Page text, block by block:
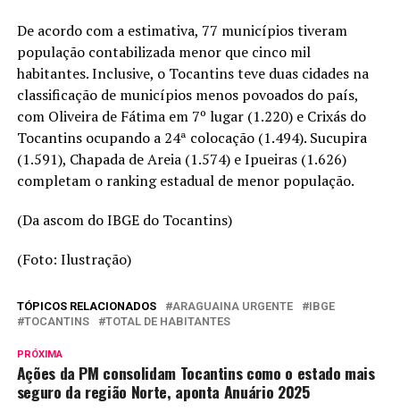
De acordo com a estimativa, 77 municípios tiveram
população contabilizada menor que cinco mil
habitantes. Inclusive, o Tocantins teve duas cidades na
classificação de municípios menos povoados do país,
com Oliveira de Fátima em 7º lugar (1.220) e Crixás do
Tocantins ocupando a 24ª colocação (1.494). Sucupira
(1.591), Chapada de Areia (1.574) e Ipueiras (1.626)
completam o ranking estadual de menor população.
(Da ascom do IBGE do Tocantins)
(Foto: Ilustração)
TÓPICOS RELACIONADOS ARAGUAINA URGENTE
IBGE
TOCANTINS
TOTAL DE HABITANTES
PRÓXIMA
Ações da PM consolidam Tocantins como o estado mais
seguro da região Norte, aponta Anuário 2025